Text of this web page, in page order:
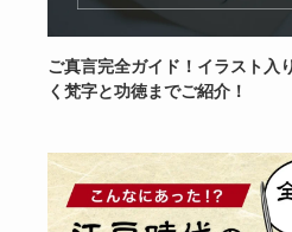
ご真言完全ガイド！イラスト入
く梵字と功徳までご紹介！